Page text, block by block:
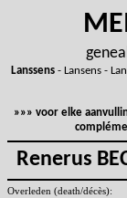
Lanssens- Lansens -
»»» voor elke
Renerus
Overleden (death/décès):